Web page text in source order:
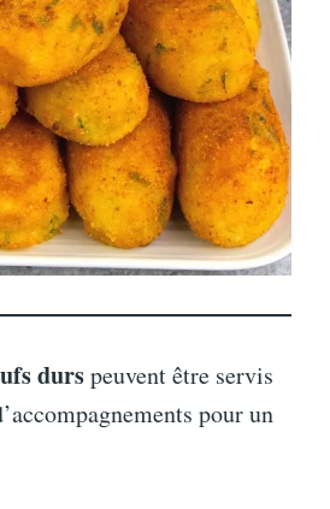
durspeuvent être servis
pour un